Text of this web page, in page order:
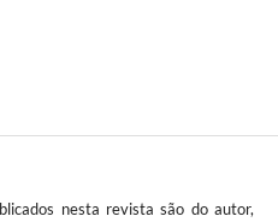
nesta revista são do autor,